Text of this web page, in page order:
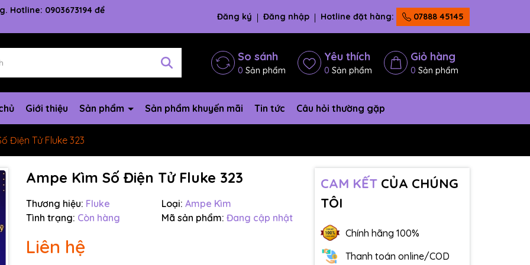
Hotline: 0903673194 để
Đăng ký Đăng nhập Hotline đặt hàng: 07888 45145
So sánh
0 Sản phẩm
Yêu thích
0 Sản phẩm
Giỏ hàng
0 Sản phẩm
Giới thiệu Sản phẩm Sản phẩm khuyến mãi Tin tức Câu hỏi thường gặp
Điện Tử Fluke 323
Ampe Kìm Số Điện Tử Fluke 323
Thương hiệu: Fluke Loại: Ampe Kìm
Tình trạng: Còn hàng Mã sản phẩm: Đang cập nhật
Liên hệ
CAM KẾTCỦA CHÚNG
TÔI
Chính hãng 100%
Thanh toán online/COD
Mã giảm giá: